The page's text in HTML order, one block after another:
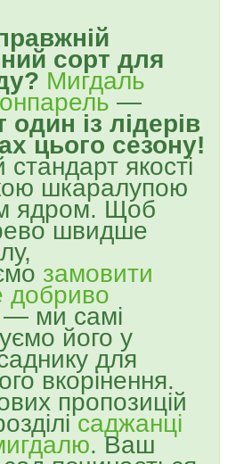
сорт для
Мигдаль
—
із лідерів
цього сезону!
стандарт якості
шкаралупою
ядром. Щоб
швидше
замовити
добриво
— ми самі
його у
для
вкорінення.
пропозицій
саджанці
. Ваш